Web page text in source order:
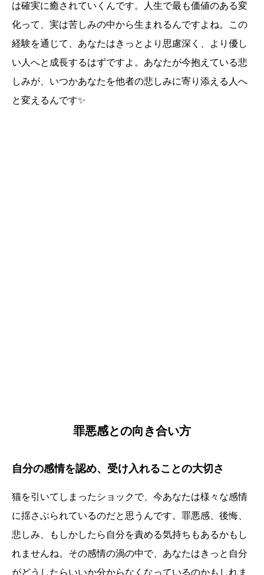
は確実に癒されていくんです。人生で最も価値のある変
化って、実は苦しみの中から生まれるんですよね。この
経験を通じて、あなたはきっとより思慮深く、より優し
い人へと成長するはずですよ。あなたが今抱えている悲
しみが、いつかあなたを他者の悲しみに寄り添える人へ
と変えるんです✨
罪悪感との向き合い方
自分の感情を認め、受け入れることの大切さ
猫を引いてしまったショックで、今あなたは様々な感情
に揺さぶられているのだと思うんです。罪悪感、後悔、
悲しみ、もしかしたら自分を責める気持ちもあるかもし
れませんね。その感情の渦の中で、あなたはきっと自分
がどうしたらいいか分からなくなっているのかもしれま